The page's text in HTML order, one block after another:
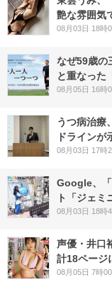
艶な雰囲気
08月03日 18時
なぜ59歳
と重なった
08月05日 16時
うつ病治療
ドラインが
08月03日 17時
Google、
ト「ジェミ
08月03日 18時
声優・井口
計18ページ
08月05日 7時